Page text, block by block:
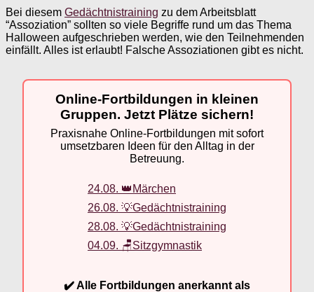
Bei diesem Gedächtnistraining zu dem Arbeitsblatt
“Assoziation” sollten so viele Begriffe rund um das Thema
Halloween aufgeschrieben werden, wie den Teilnehmenden
einfällt. Alles ist erlaubt! Falsche Assoziationen gibt es nicht.
Online-Fortbildungen in kleinen
Gruppen. Jetzt Plätze sichern!
Praxisnahe Online-Fortbildungen mit sofort
umsetzbaren Ideen für den Alltag in der
Betreuung.
24.08. 👑Märchen
26.08. 💡Gedächtnistraining
28.08. 💡Gedächtnistraining
04.09. 🪑Sitzgymnastik
✔️ Alle Fortbildungen anerkannt als